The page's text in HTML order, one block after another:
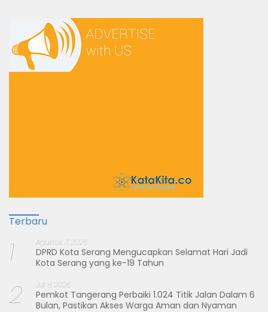
Terbaru
1 Agustus 7, 2026
DPRD Kota Serang Mengucapkan Selamat Hari Jadi
Kota Serang yang ke-19 Tahun
2 Juli 8, 2026
Pemkot Tangerang Perbaiki 1.024 Titik Jalan Dalam 6
Bulan, Pastikan Akses Warga Aman dan Nyaman